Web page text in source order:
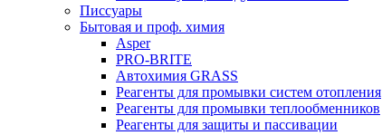
Писсуары
Бытовая и проф. химия
Asper
PRO-BRITE
Автохимия GRASS
Реагенты для промывки систем отопления
Реагенты для промывки теплообменников
Реагенты для защиты и пассивации